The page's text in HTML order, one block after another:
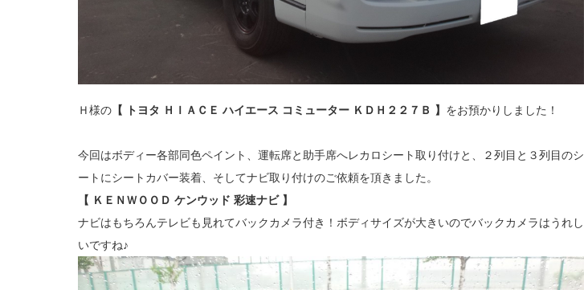
Ｈ様の 【 トヨタ ＨＩＡＣＥ ハイエース コミューター ＫＤＨ２２７Ｂ 】 をお預かりしました！
今回はボディー各部同色ペイント、運転席と助手席へレカロシート取り付けと、２列目と３列目のシ
ートにシートカバー装着、そしてナビ取り付けのご依頼を頂きました。
【 ＫＥＮＷＯＯＤ ケンウッド 彩速ナビ 】
ナビはもちろんテレビも見れてバックカメラ付き！ボディサイズが大きいのでバックカメラはうれし
いですね♪